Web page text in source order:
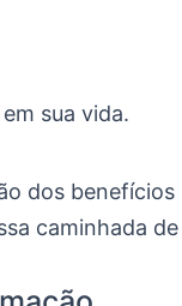
sua vida.
dos benefícios
caminhada de